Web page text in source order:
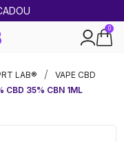
0
LAB®
VAPE CBD
CBD 35% CBN 1ML